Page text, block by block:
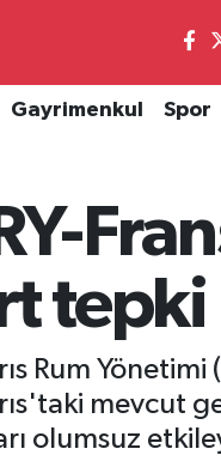
Gayrimenkul Spor
tepki
Rum Yönetimi
mevcut
olumsuz